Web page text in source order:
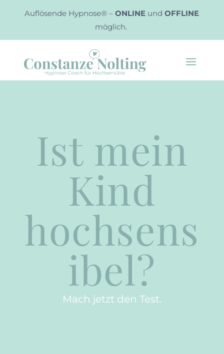
Auflösende Hypnose® –ONLINE undOFFLINE
möglich.
Ist mein
Kind
hochsens
ibel?
Mach jetzt den Test.